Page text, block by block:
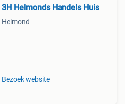
3H Helmonds Handels Huis
Helmond
Bezoek website